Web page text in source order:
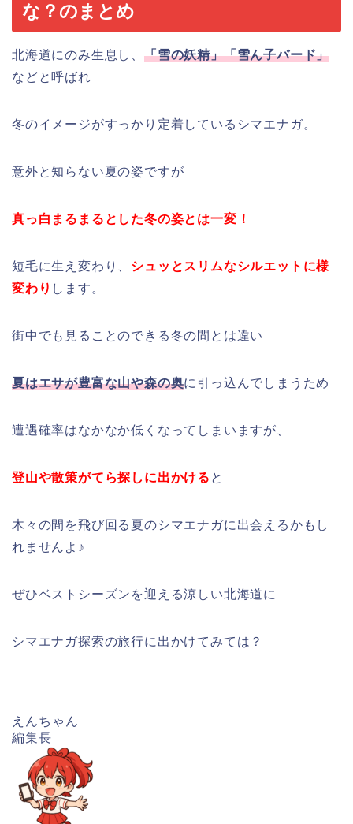
な？のまとめ
北海道にのみ生息し、 「雪の妖精」「雪ん子バード」
などと呼ばれ
冬のイメージがすっかり定着しているシマエナガ。
意外と知らない夏の姿ですが
真っ白まるまるとした冬の姿とは一変！
短毛に生え変わり、 シュッとスリムなシルエットに様
変わり します。
街中でも見ることのできる冬の間とは違い
夏はエサが豊富な山や森の奥に引っ込んでしまうため
遭遇確率はなかなか低くなってしまいますが、
登山や散策がてら探しに出かける と
木々の間を飛び回る夏のシマエナガに出会えるかもし
れませんよ♪
ぜひベストシーズンを迎える涼しい北海道に
シマエナガ探索の旅行に出かけてみては？
えんちゃん
編集長